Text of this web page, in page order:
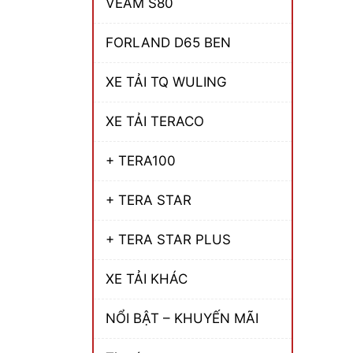
FORLAND D65 BEN
XE TẢI TQ WULING
XE TẢI TERACO
+ TERA100
+ TERA STAR
+ TERA STAR PLUS
XE TẢI KHÁC
NỔI BẬT – KHUYẾN MÃI